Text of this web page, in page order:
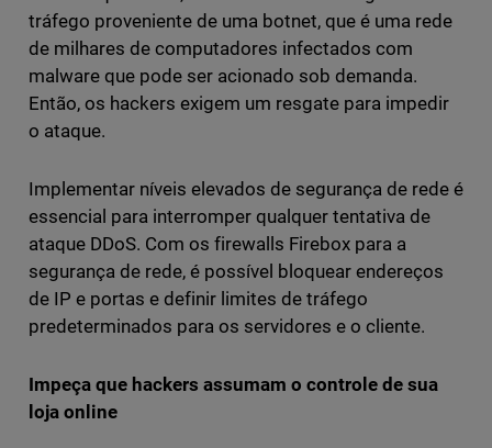
tráfego proveniente de uma botnet, que é uma rede
de milhares de computadores infectados com
malware que pode ser acionado sob demanda.
Então, os hackers exigem um resgate para impedir
o ataque.
Implementar níveis elevados de segurança de rede é
essencial para interromper qualquer tentativa de
ataque DDoS. Com os firewalls Firebox para a
segurança de rede, é possível bloquear endereços
de IP e portas e definir limites de tráfego
predeterminados para os servidores e o cliente.
Impeça que hackers assumam o controle de sua
loja online